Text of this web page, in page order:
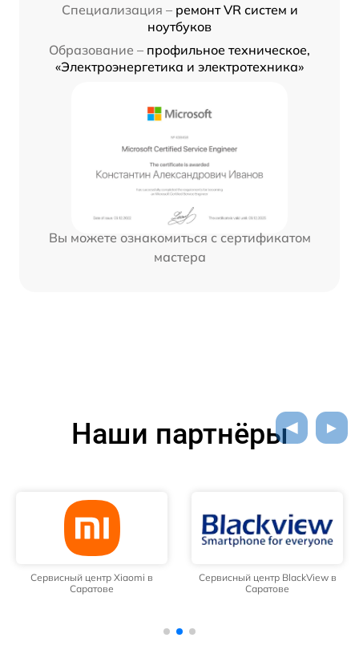
Специализация – ремонт VR систем и
ноутбуков
Образование – профильное техническое,
«Электроэнергетика и электротехника»
Вы можете ознакомиться с сертификатом
мастера
Наши партнёры
Сервисный центр Xiaomi в
Саратове
Сервисный центр BlackView в
Саратове